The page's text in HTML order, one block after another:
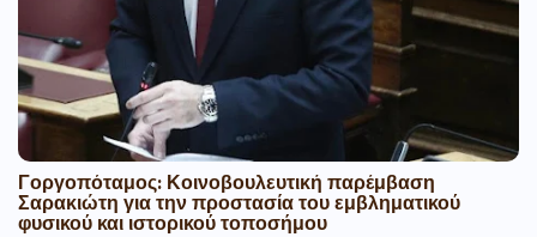
Γοργοπόταμος: Κοινοβουλευτική παρέμβαση
Σαρακιώτη για την προστασία του εμβληματικού
φυσικού και ιστορικού τοποσήμου